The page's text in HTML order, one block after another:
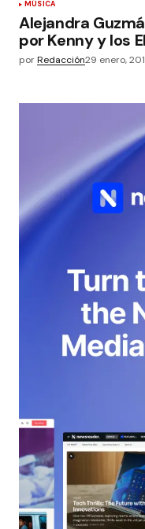
MÚSICA
Alejandra
por Kenny y los
porRedacción29 enero,